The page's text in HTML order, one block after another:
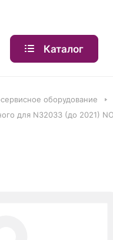
Каталог
оборудование
для N32033 (до 2021)